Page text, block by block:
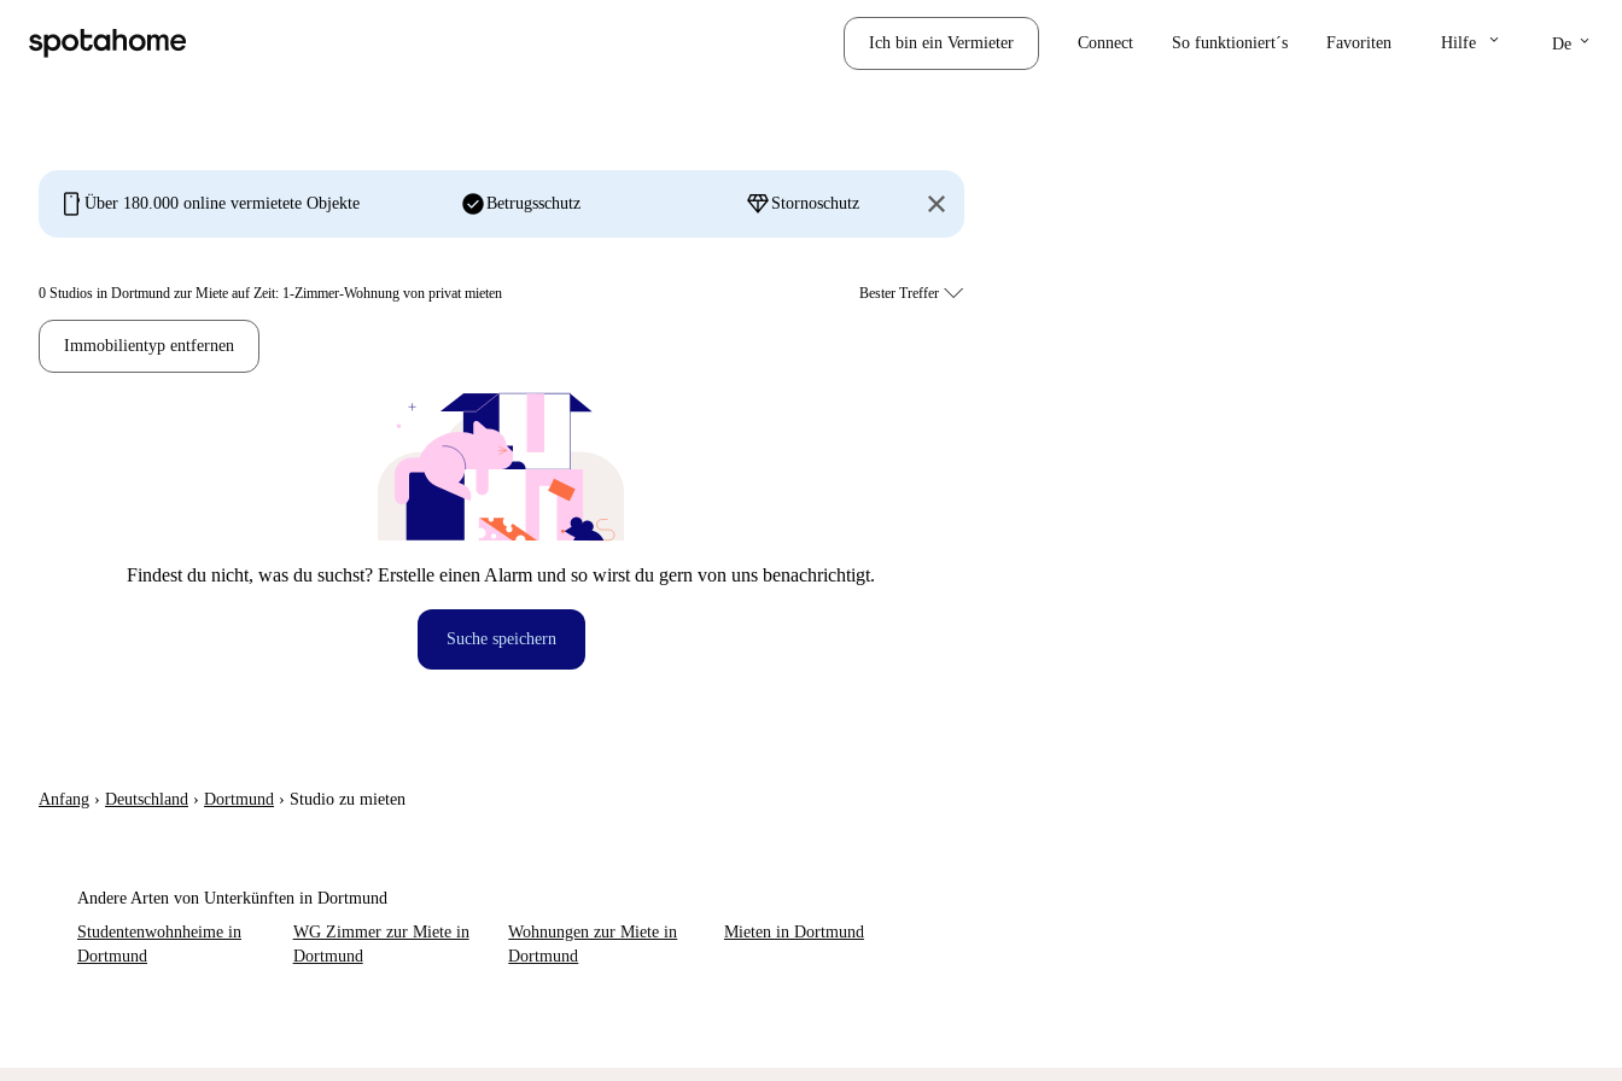
Ich bin ein Vermieter Connect So funktioniert´s Favoriten Hilfe keyboard_arrow_down De keyboard_arrow_down
mobile Über 180.000 online vermietete Objekte check_circleBetrugsschutz diamond Stornoschutz
0 Studios in Dortmund zur Miete auf Zeit: 1-Zimmer-Wohnung von privat mieten
Immobilientyp entfernen
Findest du nicht, was du suchst? Erstelle einen Alarm und so wirst du gern von uns benachrichtigt.
Suche speichern
Anfang › Deutschland › Dortmund › Studio zu mieten
Andere Arten von Unterkünften in Dortmund
Studentenwohnheime in
Dortmund
WG Zimmer zur Miete in
Dortmund
Wohnungen zur Miete in
Dortmund
Mieten in Dortmund